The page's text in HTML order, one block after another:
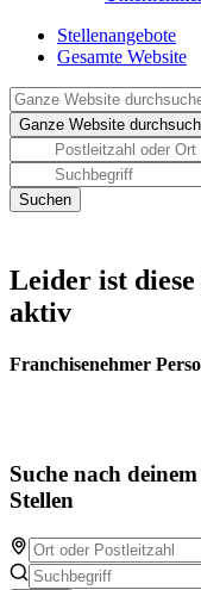
Stellenangebote
Gesamte Website
Leider ist
aktiv
Franchisenehmer
Suche nach
Stellen